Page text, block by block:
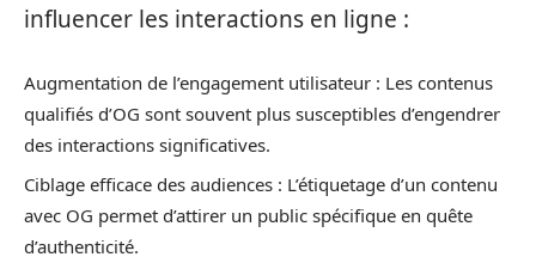
influencer les interactions en ligne :
Augmentation de l’engagement utilisateur : Les contenus
qualifiés d’OG sont souvent plus susceptibles d’engendrer
des interactions significatives.
Ciblage efficace des audiences : L’étiquetage d’un contenu
avec OG permet d’attirer un public spécifique en quête
d’authenticité.